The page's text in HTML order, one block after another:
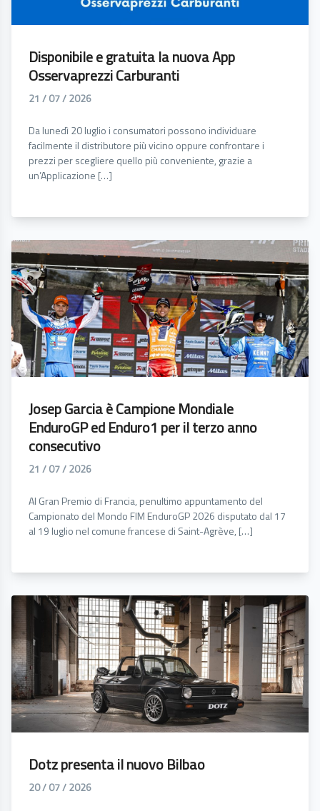
Disponibile e gratuita la nuova App
Osservaprezzi Carburanti
21 / 07 / 2026
Da lunedì 20 luglio i consumatori possono individuare
facilmente il distributore più vicino oppure confrontare i
prezzi per scegliere quello più conveniente, grazie a
un’Applicazione […]
Josep Garcia è Campione Mondiale
EnduroGP ed Enduro1 per il terzo anno
consecutivo
21 / 07 / 2026
Al Gran Premio di Francia, penultimo appuntamento del
Campionato del Mondo FIM EnduroGP 2026 disputato dal 17
al 19 luglio nel comune francese di Saint-Agrève, […]
Dotz presenta il nuovo Bilbao
20 / 07 / 2026